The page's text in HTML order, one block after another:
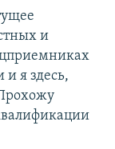
и
и я здесь,